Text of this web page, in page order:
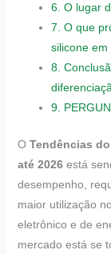
6. O lugar
7. O que
silicone em
8.
9.
O Tendências
até 2026está
desempenho,
maior utilização
eletrônico e de
mercado está se